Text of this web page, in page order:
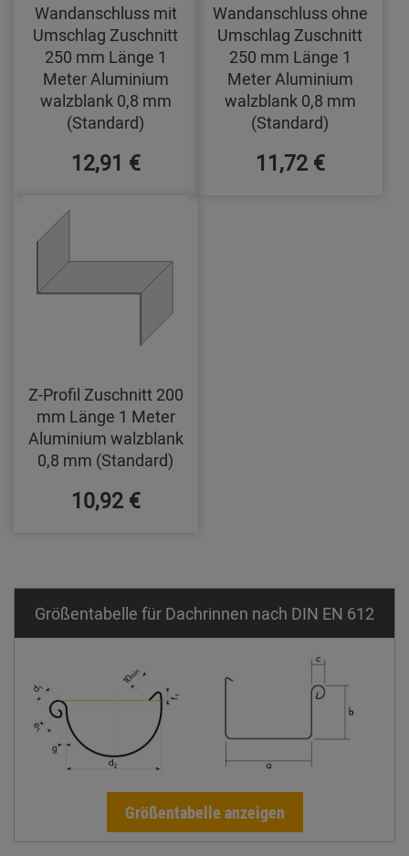
Wandanschluss mit
Umschlag Zuschnitt
250 mm Länge 1
Meter Aluminium
walzblank 0,8 mm
(Standard)
12,91 €
Wandanschluss ohne
Umschlag Zuschnitt
250 mm Länge 1
Meter Aluminium
walzblank 0,8 mm
(Standard)
11,72 €
Z-Profil Zuschnitt 200
mm Länge 1 Meter
Aluminium walzblank
0,8 mm (Standard)
10,92 €
Größentabelle für Dachrinnen nach DIN EN 612
Größentabelle anzeigen